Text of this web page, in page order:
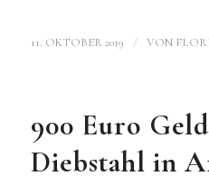
11. OKTOBER 2019 / VON
900 Euro
Diebstahl in